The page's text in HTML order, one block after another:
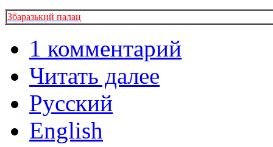
Збаразький палац
1 комментарий
Читать далее
Русский
English